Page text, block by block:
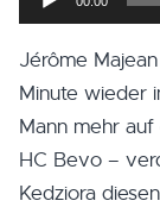
Player
Jérôme
Minute wieder
Mann mehr
HC Bevo –
Kedziora